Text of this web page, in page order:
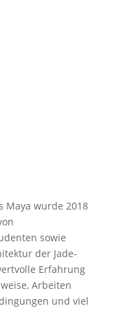
Maya wurde 2018
sowie
der Jade-
Erfahrung
Arbeiten
und viel